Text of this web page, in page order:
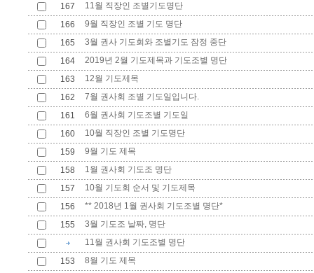
167
11월 직장인 조별기도명단
166
9월 직장인 조별 기도 명단
165
3월 권사 기도회와 조별기도 잠정 중단
164
2019년 2월 기도제목과 기도조별 명단
163
12월 기도제목
162
7월 권사회 조별 기도일입니다.
161
6월 권사회 기도조별 기도일
160
10월 직장인 조별 기도명단
159
9월 기도 제목
158
1월 권사회 기도조 명단
157
10월 기도회 순서 및 기도제목
156
** 2018년 1월 권사회 기도조별 명단*
155
3월 기도조 날짜, 명단
11월 권사회 기도조별 명단
153
8월 기도 제목